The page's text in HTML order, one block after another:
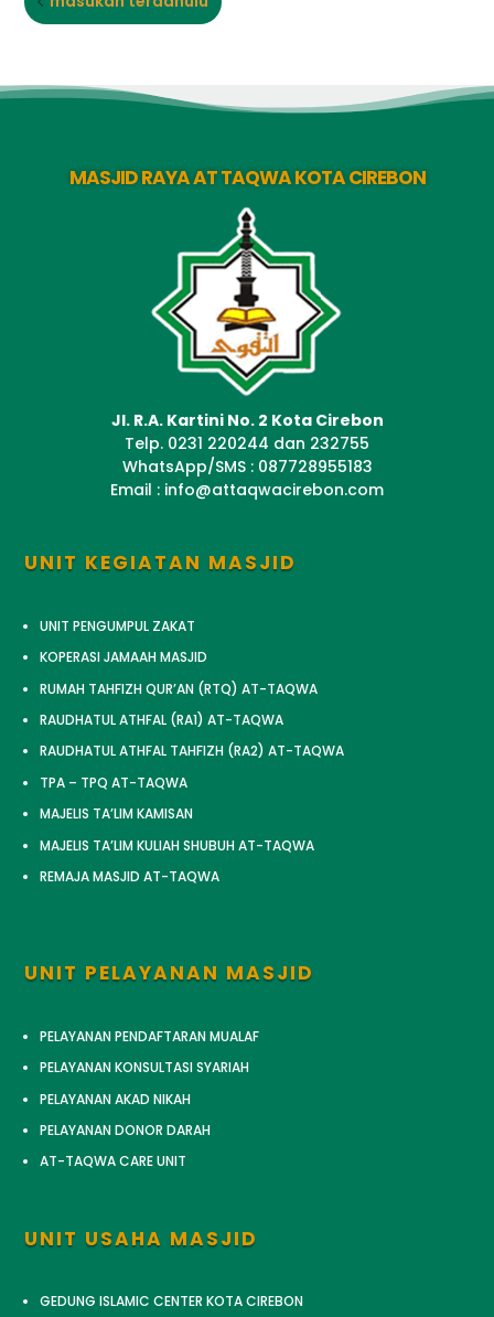
MASJID RAYA AT TAQWA KOTA CIREBON
Jl. R.A. Kartini No. 2 Kota Cirebon
Telp. 0231 220244 dan 232755
WhatsApp/SMS : 087728955183
Email : info@attaqwacirebon.com
UNIT KEGIATAN MASJID
UNIT PENGUMPUL ZAKAT
KOPERASI JAMAAH MASJID
RUMAH TAHFIZH QUR’AN (RTQ) AT-TAQWA
RAUDHATUL ATHFAL (RA1) AT-TAQWA
RAUDHATUL ATHFAL TAHFIZH (RA2) AT-TAQWA
TPA – TPQ AT-TAQWA
MAJELIS TA’LIM KAMISAN
MAJELIS TA’LIM KULIAH SHUBUH AT-TAQWA
REMAJA MASJID AT-TAQWA
UNIT PELAYANAN MASJID
PELAYANAN PENDAFTARAN MUALAF
PELAYANAN KONSULTASI SYARIAH
PELAYANAN AKAD NIKAH
PELAYANAN DONOR DARAH
AT-TAQWA CARE UNIT
UNIT USAHA MASJID
GEDUNG ISLAMIC CENTER KOTA CIREBON